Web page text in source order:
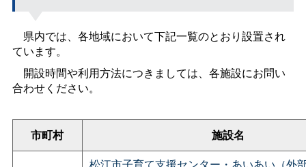
県内では、各地域において下記一覧のとおり設置され
ています。
開設時間や利用方法につきましては、各施設にお問い
合わせください。
市町村 施設名
松江市子育て支援センター・あいあい（外